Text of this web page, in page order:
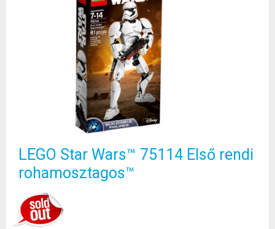
LEGO Star Wars™ 75114 Első rendi
rohamosztagos™